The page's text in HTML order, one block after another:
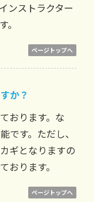
ンストラクター
ページトップへ
か？
おります。な
です。ただし、
ギとなりますの
おります。
ページトップへ